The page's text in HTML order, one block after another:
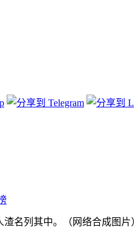
名列其中。（网络合成图片